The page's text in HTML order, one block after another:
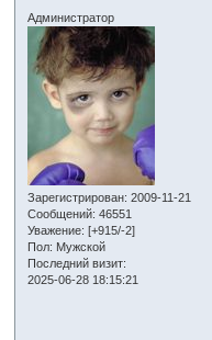
Администратор
Зарегистрирован: 2009-11-21
Сообщений: 46551
Уважение: [+915/-2]
Пол: Мужской
Последний визит:
2025-06-28 18:15:21